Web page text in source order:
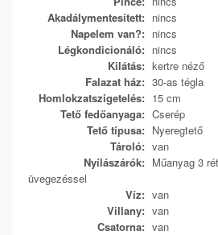
Akadálymentesített: nincs
Napelem van?: nincs
Légkondicionáló: nincs
Kilátás: kertre néző
Falazat ház: 30-as tégla
Homlokzatszigetelés: 15 cm
Tető fedőanyaga: Cserép
Tető típusa: Nyeregtető
Tároló: van
Nyílászárók: Műanyag 3
üvegezéssel
Víz: van
Villany: van
Csatorna: van